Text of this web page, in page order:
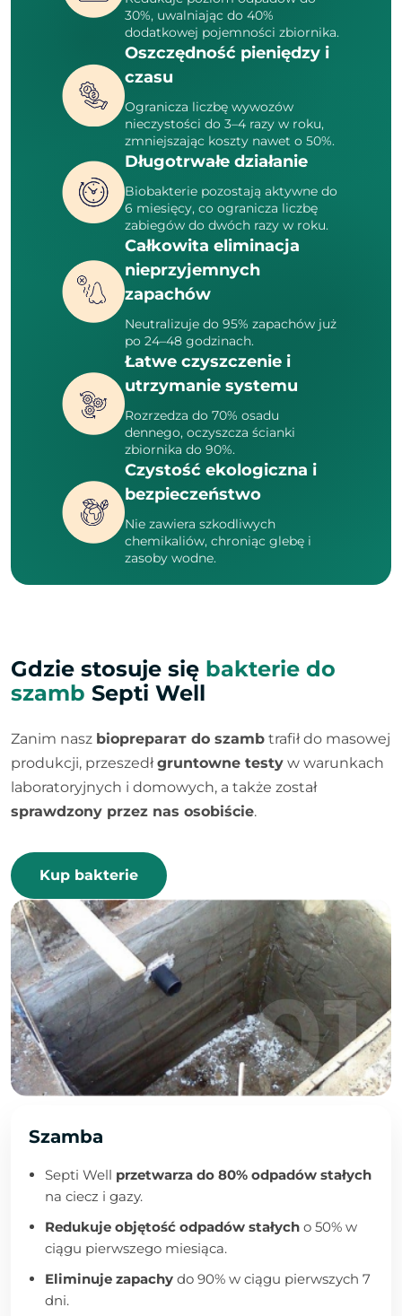
30%, uwalniając do 40%
dodatkowej pojemności zbiornika.
Oszczędność pieniędzy i
czasu
Ogranicza liczbę wywozów
nieczystości do 3–4 razy w roku,
zmniejszając koszty nawet o 50%.
Długotrwałe działanie
Biobakterie pozostają aktywne do
6 miesięcy, co ogranicza liczbę
zabiegów do dwóch razy w roku.
Całkowita eliminacja
nieprzyjemnych
zapachów
Neutralizuje do 95% zapachów już
po 24–48 godzinach.
Łatwe czyszczenie i
utrzymanie systemu
Rozrzedza do 70% osadu
dennego, oczyszcza ścianki
zbiornika do 90%.
Czystość ekologiczna i
bezpieczeństwo
Nie zawiera szkodliwych
chemikaliów, chroniąc glebę i
zasoby wodne.
Gdzie stosuje się bakterie do
szamb Septi Well
Zanim nasz biopreparат do szamb trafił do masowej
produkcji, przeszedłgruntowne testy w warunkach
laboratoryjnych i domowych, a także został
sprawdzony przez nas osobiście.
Kup bakterie
Szamba
Septi Well przetwarza do 80% odpadów stałych
na ciecz i gazy.
Redukuje objętość odpadów stałych o 50% w
ciągu pierwszego miesiąca.
Eliminuje zapachy do 90% w ciągu pierwszych 7
dni.